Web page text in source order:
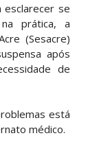
esclarecer se
prática, a
(Sesacre)
após
de
está
médico.